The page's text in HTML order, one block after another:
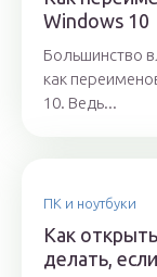
Windows 10
Большинство
как
10. Ведь...
ПК и ноутбуки
Как
делать,